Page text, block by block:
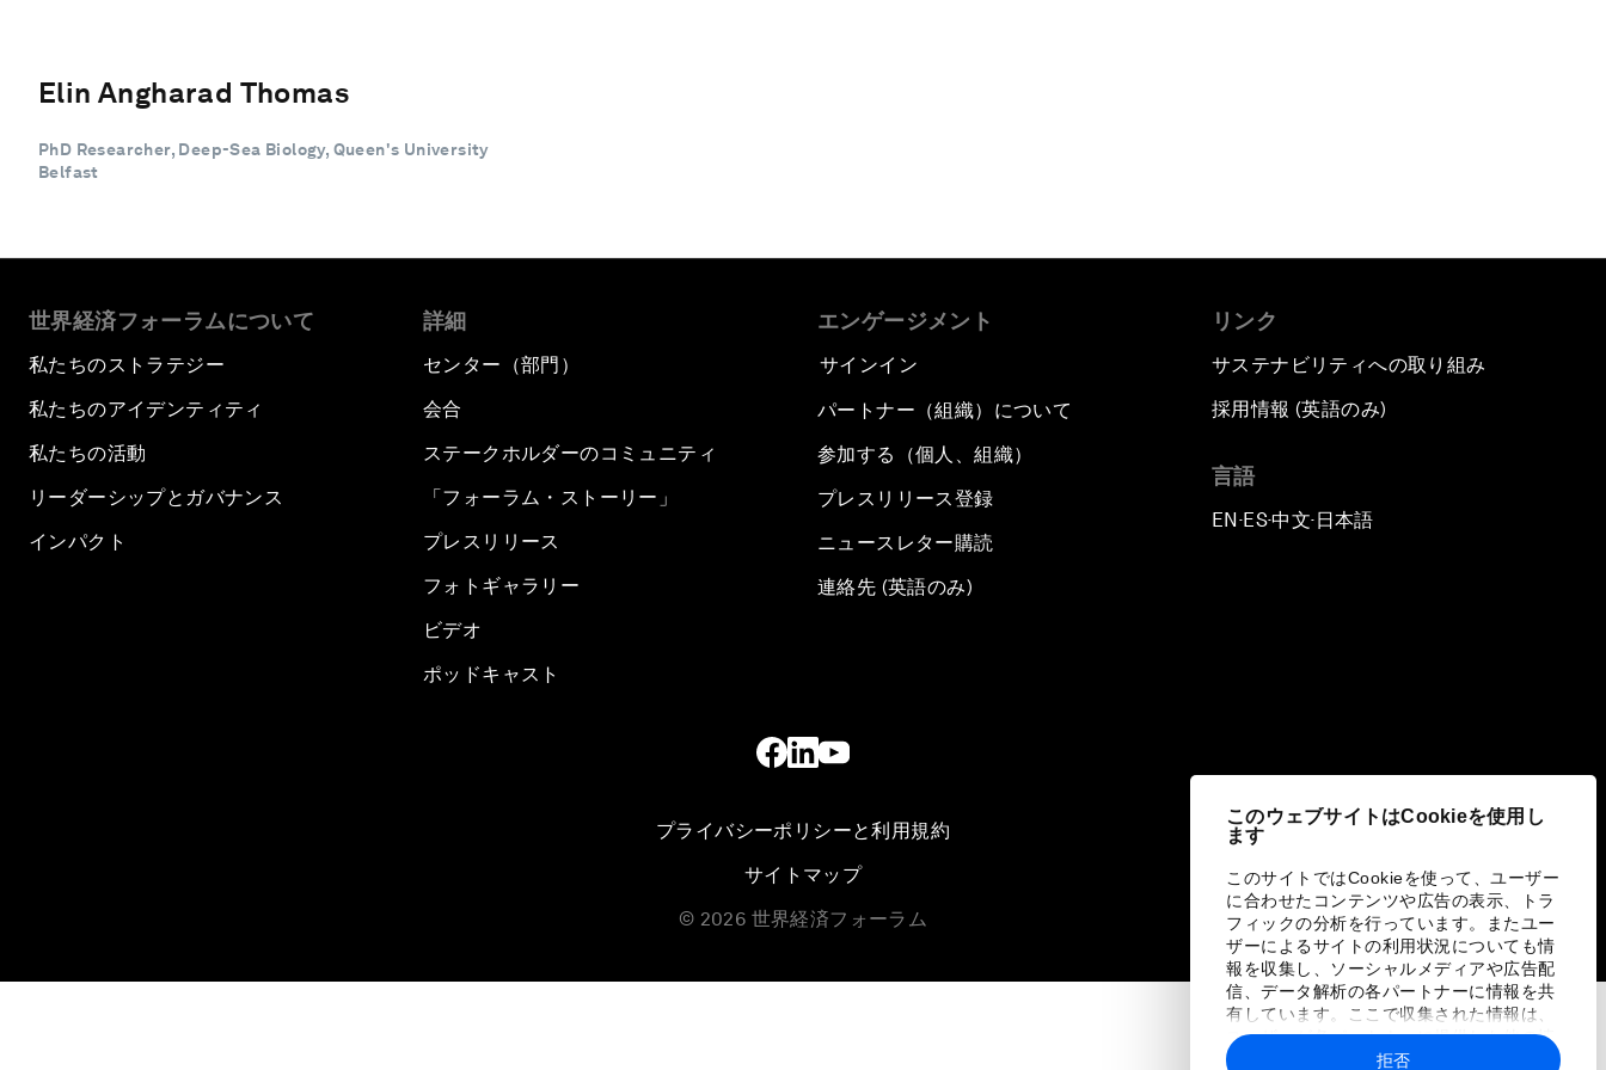
このウェブサイトはCookieを使用し
ます
このサイトではCookieを使って、ユーザー
に合わせたコンテンツや広告の表示、トラ
フィックの分析を行っています。またユー
ザーによるサイトの利用状況についても情
報を収集し、ソーシャルメディアや広告配
信、データ解析の各パートナーに情報を共
有しています。ここで収集された情報は、
ユーザーが各パートナーに提供した他の情
報や各パートナーのサービスを使用した際
拒否
Elin Angharad Thomas
PhD Researcher, Deep-Sea Biology, Queen's University
Belfast
世界経済フォーラムについて
私たちのストラテジー
私たちのアイデンティティ
私たちの活動
リーダーシップとガバナンス
インパクト
詳細
センター（部門）
会合
ステークホルダーのコミュニティ
「フォーラム・ストーリー」
プレスリリース
フォトギャラリー
ビデオ
ポッドキャスト
エンゲージメント
サインイン
パートナー（組織）について
参加する（個人、組織）
プレスリリース登録
ニュースレター購読
連絡先 (英語のみ)
リンク
サステナビリティへの取り組み
採用情報 (英語のみ)
言語
EN ▪ES▪中文▪ 日本語
プライバシーポリシーと利用規約
サイトマップ
© 2026 世界経済フォーラム